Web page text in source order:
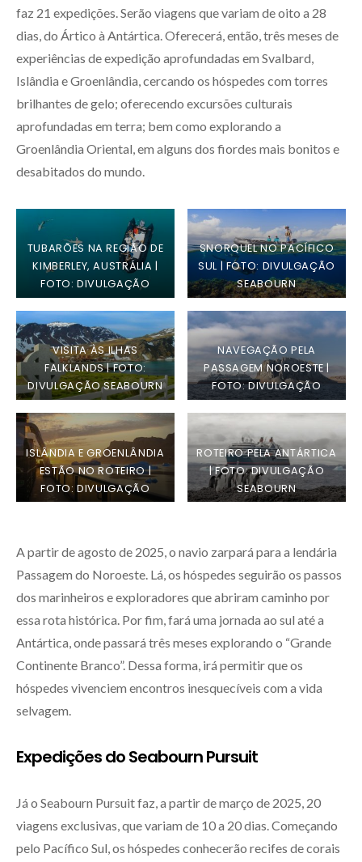
faz 21 expedições. Serão viagens que variam de oito a 28
dias, do Ártico à Antártica. Oferecerá, então, três meses de
experiências de expedição aprofundadas em Svalbard,
Islândia e Groenlândia, cercando os hóspedes com torres
brilhantes de gelo; oferecendo excursões culturais
aprofundadas em terra; bem como explorando a
Groenlândia Oriental, em alguns dos fiordes mais bonitos e
desabitados do mundo.
TUBARÕES NA REGIÃO DE
KIMBERLEY, AUSTRÁLIA |
FOTO: DIVULGAÇÃO
SEABOURN
SNORQUEL NO PACÍFICO
SUL | FOTO: DIVULGAÇÃO
SEABOURN
VISITA ÀS ILHAS
FALKLANDS | FOTO:
DIVULGAÇÃO SEABOURN
NAVEGAÇÃO PELA
PASSAGEM NOROESTE |
FOTO: DIVULGAÇÃO
SEABOURN
ISLÂNDIA E GROENLÂNDIA
ESTÃO NO ROTEIRO |
FOTO: DIVULGAÇÃO
SEABOURN
ROTEIRO PELA ANTÁRTICA
| FOTO: DIVULGAÇÃO
SEABOURN
A partir de agosto de 2025, o navio zarpará para a lendária
Passagem do Noroeste. Lá, os hóspedes seguirão os passos
dos marinheiros e exploradores que abriram caminho por
essa rota histórica. Por fim, fará uma jornada ao sul até a
Antártica, onde passará três meses explorando o “Grande
Continente Branco”. Dessa forma, irá permitir que os
hóspedes vivenciem encontros inesquecíveis com a vida
selvagem.
Expedições do Seabourn Pursuit
Já o Seabourn Pursuit faz, a partir de março de 2025, 20
viagens exclusivas, que variam de 10 a 20 dias. Começando
pelo Pacífico Sul, os hóspedes conhecerão recifes de corais